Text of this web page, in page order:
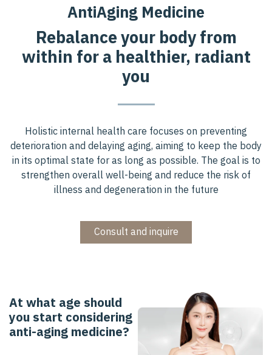
AntiAgingMedicine
Rebalanceyourbodyfrom
within forahealthier, radiant
you
Holistic internal health care focuses on preventing
deterioration and delaying aging, aiming to keep the body
in its optimal state for as long as possible. The goal is to
strengthen overall well-being and reduce the risk of
illness and degeneration in the future
Consult and inquire
Atwhat age should
you start considering
anti-agingmedicine?